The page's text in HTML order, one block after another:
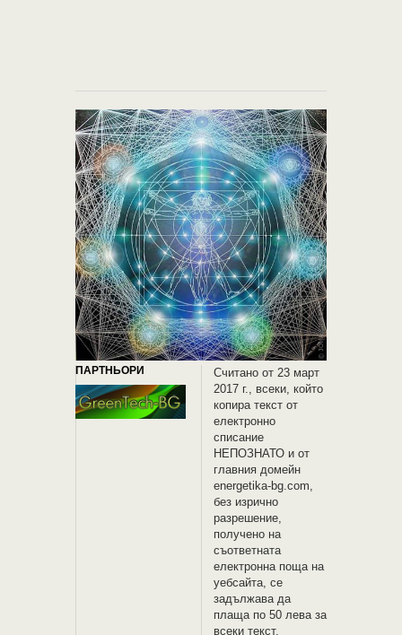
ПАРТНЬОРИ
Считано от 23 март
2017 г., всеки, който
копира текст от
електронно
списание
НЕПОЗНАТО и oт
главния домейн
energetika-bg.com,
без изрично
разрешение,
получено на
съответната
електронна поща на
уебсайта, се
задължава да
плаща по 50 лева за
всеки текст.